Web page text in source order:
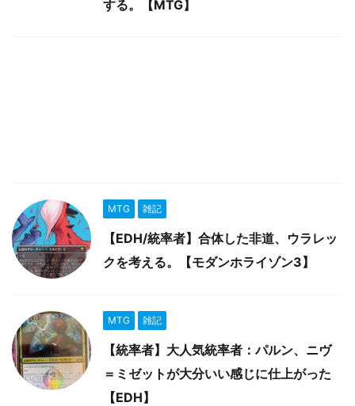
する。【MTG】
MTG 雑記
【EDH/統率者】合体した非道、ウラレッ
クを考える。【モダンホライゾン3】
MTG 雑記
【統率者】大人気統率者：パルン、ニヴ
＝ミゼットが大分いい感じに仕上がった
【EDH】